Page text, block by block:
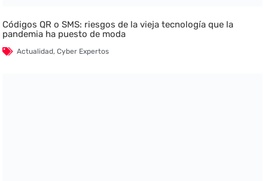
Códigos QR o SMS: riesgos de la vieja tecnología que la
pandemia ha puesto de moda
Actualidad,Cyber Expertos